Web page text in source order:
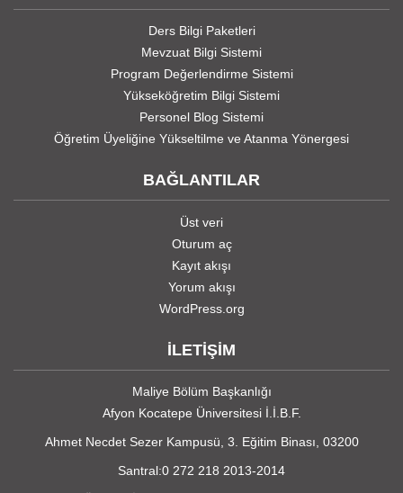
Ders Bilgi Paketleri
Mevzuat Bilgi Sistemi
Program Değerlendirme Sistemi
Yükseköğretim Bilgi Sistemi
Personel Blog Sistemi
Öğretim Üyeliğine Yükseltilme ve Atanma Yönergesi
BAĞLANTILAR
Üst veri
Oturum aç
Kayıt akışı
Yorum akışı
WordPress.org
İLETİŞİM
Maliye Bölüm Başkanlığı
Afyon Kocatepe Üniversitesi İ.İ.B.F.
Ahmet Necdet Sezer Kampusü, 3. Eğitim Binası, 03200
Santral:0 272 218 2013-2014